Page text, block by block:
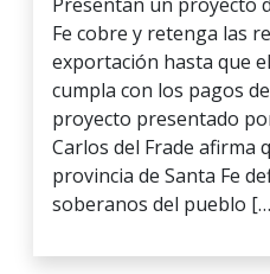
Fe cobre y retenga las
exportación hasta que
cumpla con los pagos
proyecto presentado
Carlos del Frade afirma
provincia de Santa Fe
soberanos del pueblo